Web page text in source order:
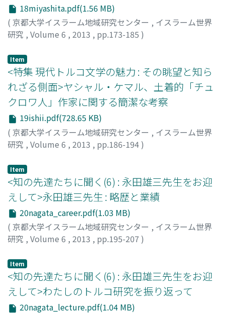
18miyashita.pdf(1.56 MB)
( 京都大学イスラーム地域研究センター , イスラーム世界
研究 , Volume 6 , 2013 , pp.173-185 )
Item
<特集 現代トルコ文学の魅力 : その眺望と知ら
れざる側面>ヤシャル・ケマル、土着的「チュ
クロワ人」作家に関する簡潔な考察
19ishii.pdf(728.65 KB)
( 京都大学イスラーム地域研究センター , イスラーム世界
研究 , Volume 6 , 2013 , pp.186-194)
Item
<知の先達たちに聞く(6) : 永田雄三先生をお迎
えして>永田雄三先生 : 略歴と業績
20nagata_career.pdf(1.03 MB)
( 京都大学イスラーム地域研究センター , イスラーム世界
研究 , Volume 6 , 2013 , pp.195-207 )
Item
<知の先達たちに聞く(6) : 永田雄三先生をお迎
えして>わたしのトルコ研究を振り返って
20nagata_lecture.pdf(1.04 MB)